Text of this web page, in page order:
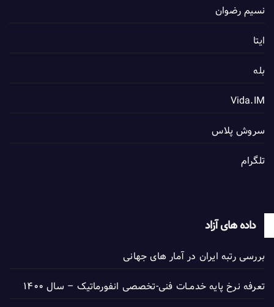
نسیم رضوان
ایتا
بله
Vida.IM
سروش پلاس
تلگرام
داده های آزاد
بررسی رتبه ایران در آمار های جهانی
تعرفه نرخ پایه خدمــات فنی-تخصصی انفورماتیک – سال ۱۴۰۰